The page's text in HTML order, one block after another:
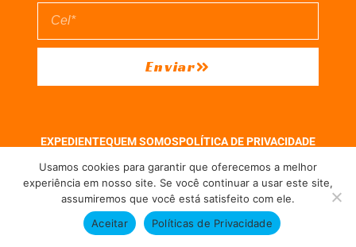
Enviar
EXPEDIENTEQUEM SOMOSPOLÍTICA DE PRIVACIDADE
Direitos reservados à FIT Soluções = Atualizado pelo Consórcio de Agências:
Kriativuz e Philadelphia = Hospedado emhostgut.com.br
Usamos cookies para garantir que oferecemos a melhor
experiência em nosso site. Se você continuar a usar este site,
assumiremos que você está satisfeito com ele.
Aceitar
Políticas de Privacidade